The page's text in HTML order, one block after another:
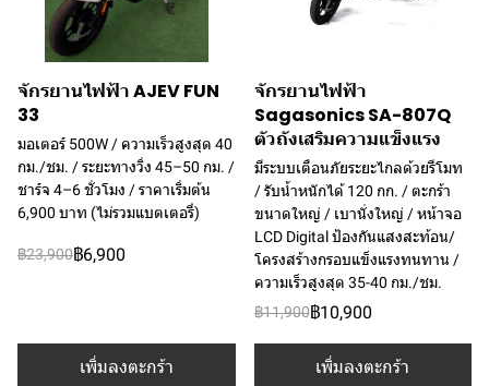
จักรยานไฟฟ้า AJEV FUN
33
มอเตอร์ 500W / ความเร็วสูงสุด 40
กม./ชม. / ระยะทางวิ่ง 45–50 กม. /
ชาร์จ 4–6 ชั่วโมง / ราคาเริ่มต้น
6,900 บาท (ไม่รวมแบตเตอรี่)
฿23,900฿6,900
เพิ่มลงตะกร้า
จักรยานไฟฟ้า
Sagasonics SA-807Q
ตัวถังเสริมความแข็งแรง
มีระบบเตือนภัยระยะไกลด้วยรีโมท
/ รับน้ำหนักได้ 120 กก. / ตะกร้า
ขนาดใหญ่ / เบานั่งใหญ่ / หน้าจอ
LCD Digital ป้องกันแสงสะท้อน/
โครงสร้างกรอบแข็งแรงทนทาน /
ความเร็วสูงสุด 35-40 กม./ชม.
฿11,900฿10,900
เพิ่มลงตะกร้า